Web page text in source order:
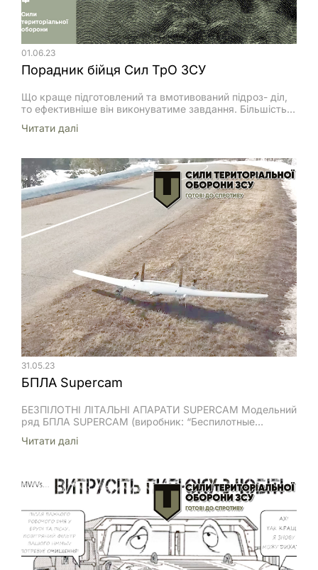
01.06.23
Порадник бійця Сил ТрО ЗСУ
Що краще підготовлений та вмотивований підроз- діл,
то ефективніше він виконуватиме завдання. Більшість
військового досвіду. Саме тому якісна підготовка має
Читати далi
31.05.23
БПЛА Supercam
БЕЗПІЛОТНІ ЛІТАЛЬНІ АПАРАТИ SUPERCAM Модельний
ряд БПЛА SUPERCAM (виробник: “Беспилотные
моделей, розроблених для цивільного використання в
електроенергетика, будівництво, видобування
корисних копалин. Широкий ряд та варіативність
цільових навантажень та можливість виготовлення
комплексу під індивідуальні вимоги замовника
дозволяють застосовувати продукцію […]
Читати далi